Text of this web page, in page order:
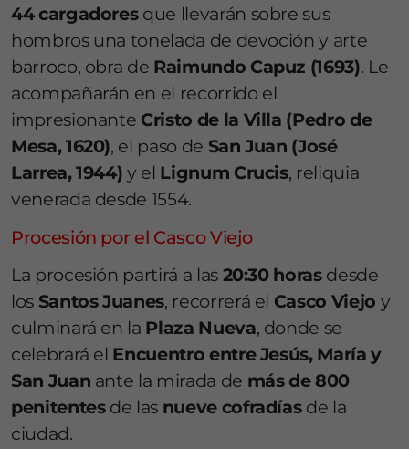
44 cargadoresque llevarán sobre sus
hombros una tonelada de devoción y arte
barroco, obra de Raimundo Capuz (1693). Le
acompañarán en el recorrido el
impresionante Cristo de la Villa (Pedro de
Mesa, 1620), el paso de San Juan (José
Larrea, 1944) y el Lignum Crucis, reliquia
venerada desde 1554.
Procesión por el Casco Viejo
La procesión partirá a las 20:30 horasdesde
los Santos Juanes, recorrerá el Casco Viejo y
culminará en la Plaza Nueva, donde se
celebrará el Encuentro entre Jesús, María y
San Juan ante la mirada de más de 800
penitentesde las nueve cofradíasde la
ciudad.